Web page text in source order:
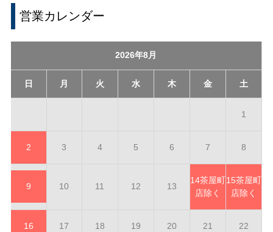
営業カレンダー
2026年8月
日 月 火 水 木 金 土
1
2 3 4 5 6 7 8
9 10 11 12 13
14茶屋町
店除く
15茶屋町
店除く
16 17 18 19 20 21 22